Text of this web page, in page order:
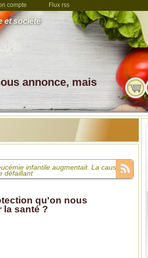
compte Flux rss
et société
annonce, mais
infantile augmentait. La cause,
défaillant
travail en enquêtant sur des décès
qu'on nous
la santé ?